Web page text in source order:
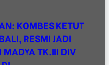
KOMBES KETUT
RESMI JADI
MADYA TK.III DIV